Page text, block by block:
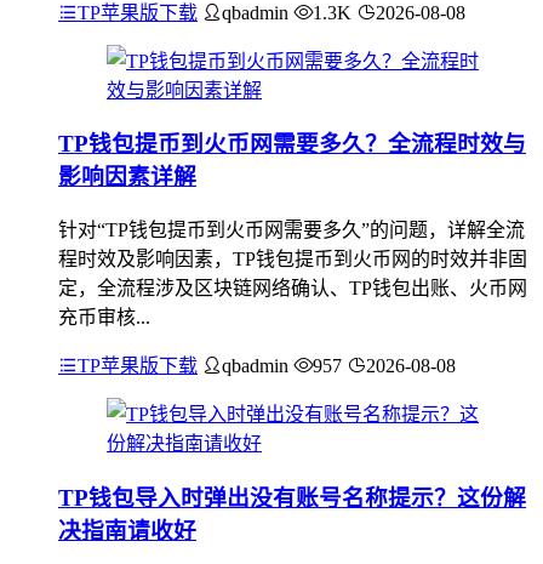
TP苹果版下载 qbadmin 1.3K 2026-08-08
TP钱包提币到火币网需要多久？全流程时效与
影响因素详解
针对“TP钱包提币到火币网需要多久”的问题，详解全流
程时效及影响因素，TP钱包提币到火币网的时效并非固
定，全流程涉及区块链网络确认、TP钱包出账、火币网
充币审核...
TP苹果版下载 qbadmin 957 2026-08-08
TP钱包导入时弹出没有账号名称提示？这份解
决指南请收好